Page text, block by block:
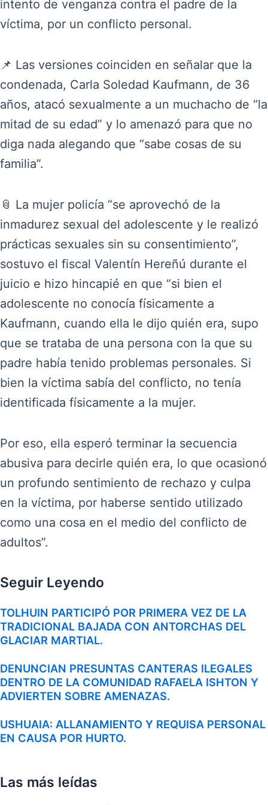
intento de venganza contra el padre de la
víctima, por un conflicto personal.
📌 Las versiones coinciden en señalar que la
condenada, Carla Soledad Kaufmann, de 36
años, atacó sexualmente a un muchacho de “la
mitad de su edad” y lo amenazó para que no
diga nada alegando que “sabe cosas de su
familia”.
📎 La mujer policía “se aprovechó de la
inmadurez sexual del adolescente y le realizó
prácticas sexuales sin su consentimiento”,
sostuvo el fiscal Valentín Hereñú durante el
juicio e hizo hincapié en que “si bien el
adolescente no conocía físicamente a
Kaufmann, cuando ella le dijo quién era, supo
que se trataba de una persona con la que su
padre había tenido problemas personales. Si
bien la víctima sabía del conflicto, no tenía
identificada físicamente a la mujer.
Por eso, ella esperó terminar la secuencia
abusiva para decirle quién era, lo que ocasionó
un profundo sentimiento de rechazo y culpa
en la víctima, por haberse sentido utilizado
como una cosa en el medio del conflicto de
adultos”.
Seguir Leyendo
TOLHUIN PARTICIPÓ POR PRIMERA VEZ DE LA
TRADICIONAL BAJADA CON ANTORCHAS DEL
GLACIAR MARTIAL.
DENUNCIAN PRESUNTAS CANTERAS ILEGALES
DENTRO DE LA COMUNIDAD RAFAELA ISHTON Y
ADVIERTEN SOBRE AMENAZAS.
USHUAIA: ALLANAMIENTO Y REQUISA PERSONAL
EN CAUSA POR HURTO.
Las más leídas